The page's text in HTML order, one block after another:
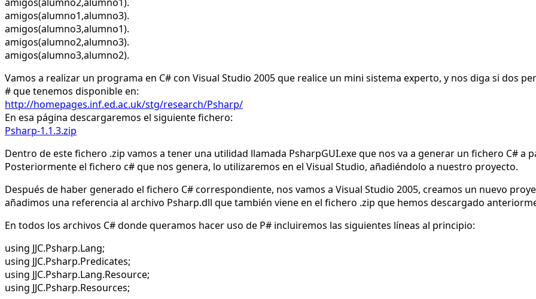
amigos(alumno1,alumno3).
amigos(alumno3,alumno1).
amigos(alumno2,alumno3).
amigos(alumno3,alumno2).
Vamos a realizar un programa en C# con Visual Studio 2005 que realice un mini sistema experto, y nos diga si dos
# que tenemos disponible en:
http://homepages.inf.ed.ac.uk/stg/research/Psharp/
En esa página descargaremos el siguiente fichero:
Psharp-1.1.3.zip
Dentro de este fichero .zip vamos a tener una utilidad llamada PsharpGUI.exe que nos va a generar un fichero C#
Posteriormente el fichero c# que nos genera, lo utilizaremos en el Visual Studio, añadiéndolo a nuestro proyecto.
Después de haber generado el fichero C# correspondiente, nos vamos a Visual Studio 2005, creamos un nuevo
añadimos una referencia al archivo Psharp.dll que también viene en el fichero .zip que hemos descargado
En todos los archivos C# donde queramos hacer uso de P# incluiremos las siguientes líneas al principio:
using JJC.Psharp.Lang;
using JJC.Psharp.Predicates;
using JJC.Psharp.Lang.Resource;
using JJC.Psharp.Resources;